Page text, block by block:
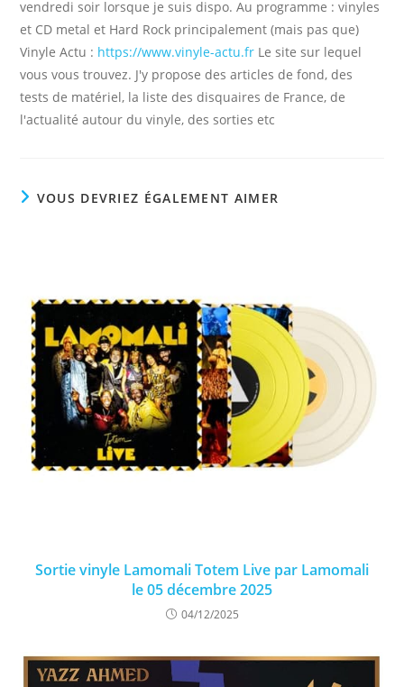
vendredi soir lorsque je suis dispo. Au programme : vinyles
et CD metal et Hard Rock principalement (mais pas que)
Vinyle Actu : https://www.vinyle-actu.fr Le site sur lequel
vous vous trouvez. J'y propose des articles de fond, des
tests de matériel, la liste des disquaires de France, de
l'actualité autour du vinyle, des sorties etc
VOUS DEVRIEZ ÉGALEMENT AIMER
Sortie vinyle Lamomali Totem Live par Lamomali
le 05 décembre 2025
04/12/2025